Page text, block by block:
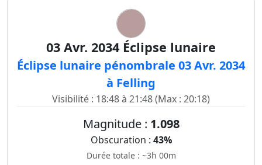
03 Avr. 2034 Éclipse lunaire
Éclipse lunaire pénombrale 03 Avr. 2034
à Felling
Visibilité : 18:48 à 21:48 (Max : 20:18)
Magnitude : 1.098
Obscuration : 43%
Durée totale : ~3h 00m